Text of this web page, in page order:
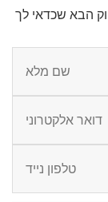
הבא שכדאי לך